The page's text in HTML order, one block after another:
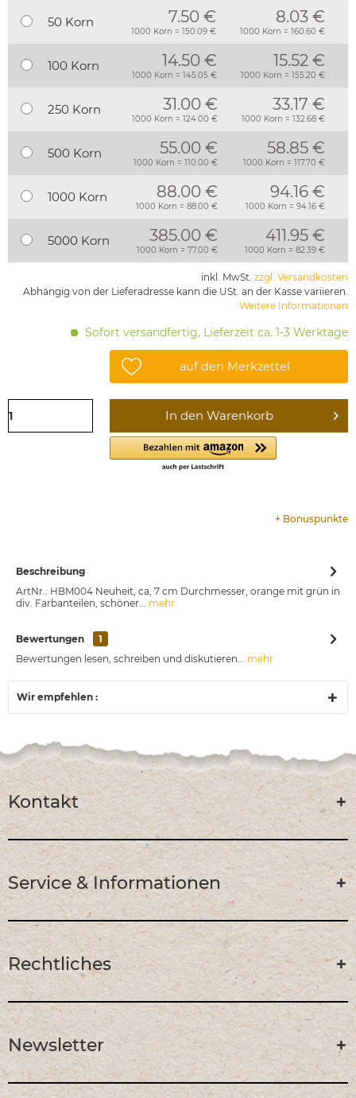
50 Korn 7.50 €
1000 Korn = 150.09 €
8.03 €
1000 Korn = 160.60 €
100 Korn 14.50 €
1000 Korn = 145.05 €
15.52 €
1000 Korn = 155.20 €
250 Korn 31.00 €
1000 Korn = 124.00 €
33.17 €
1000 Korn = 132.68 €
500 Korn 55.00 €
1000 Korn = 110.00 €
58.85 €
1000 Korn = 117.70 €
1000 Korn 88.00 €
1000 Korn = 88.00 €
94.16 €
1000 Korn = 94.16 €
5000 Korn 385.00 €
1000 Korn = 77.00 €
411.95 €
1000 Korn = 82.39 €
inkl. MwSt. zzgl. Versandkosten
Abhängig von der Lieferadresse kann die USt. an der Kasse variieren.
Weitere Informationen
Sofort versandfertig, Lieferzeit ca. 1-3 Werktage
auf den Merkzettel
In den Warenkorb
+ Bonuspunkte
Beschreibung
ArtNr.: HBM004 Neuheit, ca, 7 cm Durchmesser, orange mit grün in
div. Farbanteilen, schöner... mehr
Bewertungen
1
Bewertungen lesen, schreiben und diskutieren... mehr
Wir empfehlen :
Kontakt
Service & Informationen
Rechtliches
Newsletter